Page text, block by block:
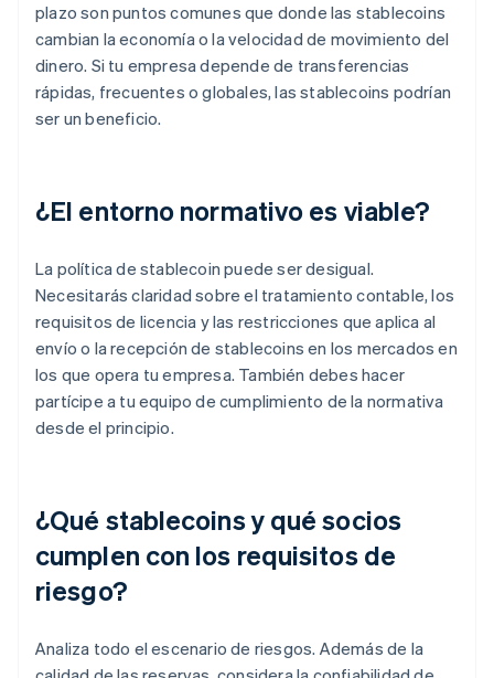
plazo son puntos comunes que donde las stablecoins
cambian la economía o la velocidad de movimiento del
dinero. Si tu empresa depende de transferencias
rápidas, frecuentes o globales, las stablecoins podrían
ser un beneficio.
¿El entorno normativo es viable?
La política de stablecoin puede ser desigual.
Necesitarás claridad sobre el tratamiento contable, los
requisitos de licencia y las restricciones que aplica al
envío o la recepción de stablecoins en los mercados en
los que opera tu empresa. También debes hacer
partícipe a tu equipo de cumplimiento de la normativa
desde el principio.
¿Qué stablecoins y qué socios
cumplen con los requisitos de
riesgo?
Analiza todo el escenario de riesgos. Además de la